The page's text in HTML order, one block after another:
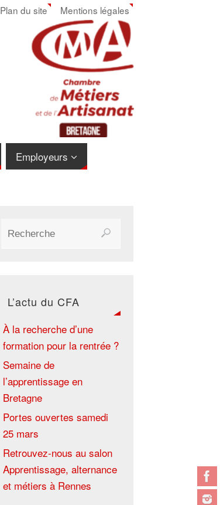
Plan du site Mentions légales
Employeurs
L’actu du CFA
À la recherche d’une
formation pour la rentrée ?
Semaine de
l’apprentissage en
Bretagne
Portes ouvertes samedi
25 mars
Retrouvez-nous au salon
Apprentissage, alternance
et métiers à Rennes